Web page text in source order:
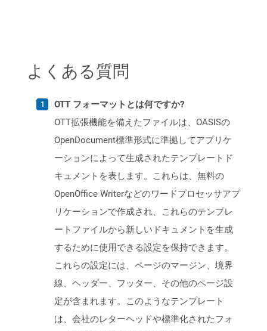
よくある質問
OTT フォーマットとは何ですか?
OTT拡張機能を備えたファイルは、OASISの
OpenDocument標準形式に準拠してアプリケ
ーションによって生成されたテンプレートド
キュメントを表します。これらは、無料の
OpenOffice Writerなどのワードプロセッサアプ
リケーションで作成され、これらのテンプレ
ートファイルから新しいドキュメントを生成
するために使用できる設定を保持できます。
これらの設定には、ページのマージン、境界
線、ヘッダー、フッター、その他のページ設
定が含まれます。このようなテンプレート
は、会社のレターヘッドや標準化されたフォ